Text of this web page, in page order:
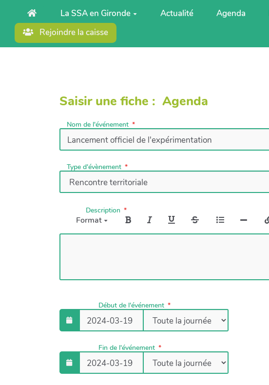
Aller au contenu principal
La SSA en Gironde Actualité Agenda
Rejoindre la caisse
Saisir une fiche : Agenda
Nom de l'événement
Type d'évènement
Description
Format
Début de l'événement
Fin de l'événement